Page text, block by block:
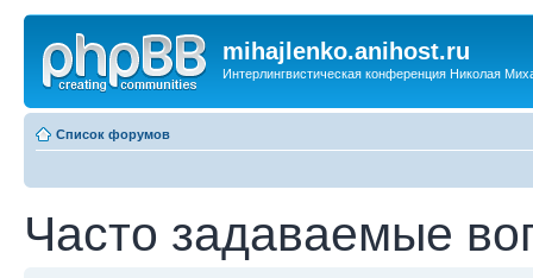
mihajlenko.anihost.ru
Интерлингвистическая конференция Николая
Список форумов
Часто задаваемые